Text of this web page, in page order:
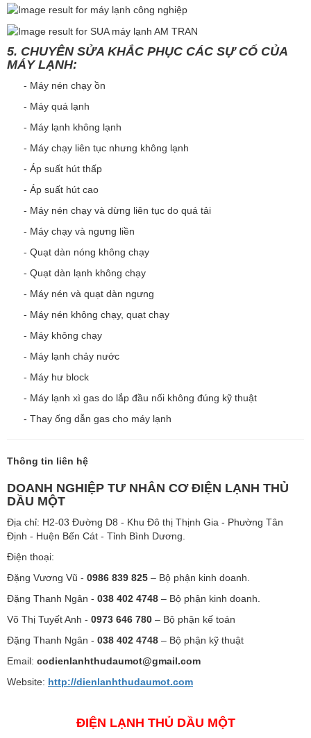
5. CHUYÊN SỬA KHẮC PHỤC CÁC SỰ CỐ CỦA
MÁY LẠNH:
- Máy nén chạy ồn
- Máy quá lạnh
- Máy lạnh không lạnh
- Máy chạy liên tục nhưng không lạnh
- Áp suất hút thấp
- Áp suất hút cao
- Máy nén chạy và dừng liên tục do quá tải
- Máy chạy và ngưng liền
- Quạt dàn nóng không chạy
- Quạt dàn lạnh không chạy
- Máy nén và quạt dàn ngưng
- Máy nén không chạy, quạt chạy
- Máy không chạy
- Máy lạnh chảy nước
- Máy hư block
- Máy lạnh xì gas do lắp đầu nối không đúng kỹ thuật
- Thay ống dẫn gas cho máy lạnh
Thông tin liên hệ
DOANH NGHIỆP TƯ NHÂN CƠ ĐIỆN LẠNH THỦ
DẦU MỘT
Địa chỉ: H2-03 Đường D8 - Khu Đô thị Thịnh Gia - Phường Tân
Định - Huện Bến Cát - Tỉnh Bình Dương.
Điện thoại:
Đặng Vương Vũ - 0986 839 825 – Bộ phận kinh doanh.
Đặng Thanh Ngân - 038 402 4748 – Bộ phận kinh doanh.
Võ Thị Tuyết Anh - 0973 646 780 – Bộ phận kế toán
Đặng Thanh Ngân - 038 402 4748 – Bộ phận kỹ thuật
Email: codienlanhthudaumot@gmail.com
Website: http://dienlanhthudaumot.com
ĐIỆN LẠNH THỦ DẦU MỘT